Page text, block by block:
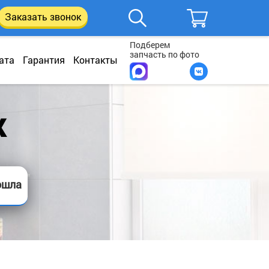
Гарантия Контакты
Подберем
запчасть по фото
Заказать звонок